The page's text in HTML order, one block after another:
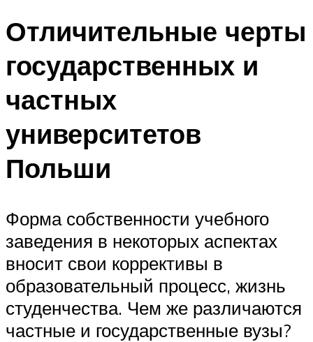
Отличительные черты
государственных и
частных
университетов
Польши
Форма собственности учебного
заведения в некоторых аспектах
вносит свои коррективы в
образовательный процесс, жизнь
студенчества. Чем же различаются
частные и государственные вузы?